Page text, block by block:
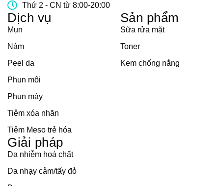
Thứ 2 - CN từ 8:00-20:00
Dịch vụ
Mụn
Nám
Peel da
Phun môi
Phun mày
Tiêm xóa nhăn
Tiêm Meso trẻ hóa
Sản phẩm
Sữa rửa mặt
Toner
Kem chống nắng
Giải pháp
Da nhiễm hoá chất
Da nhạy cảm/tấy đỏ